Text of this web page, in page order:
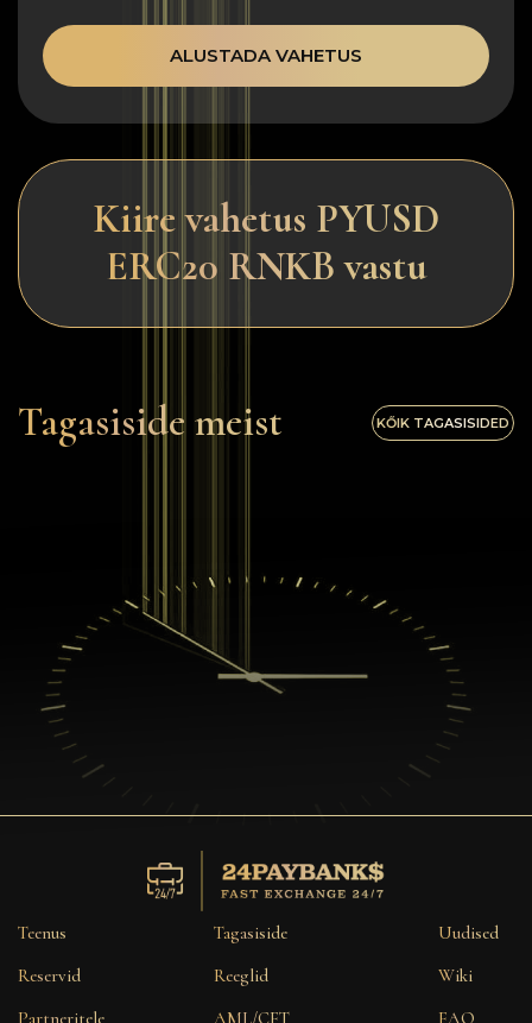
ALUSTADA VAHETUS
Kiire vahetus PYUSD
ERC20 RNKB vastu
Tagasiside meist KŐIK TAGASISIDED
Teenus
Reservid
Partneritele
Tagasiside
Reeglid
AML/CFT
Uudised
Wiki
FAQ